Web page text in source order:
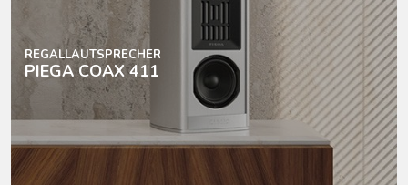
REGALLAUTSPRECHER
PIEGA COAX 411